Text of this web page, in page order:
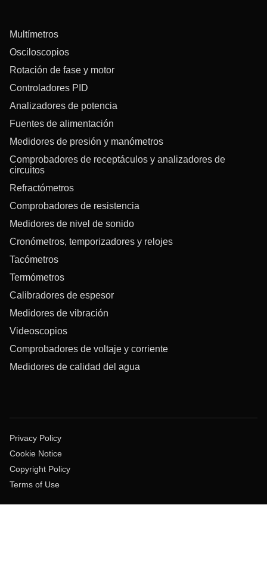
Multímetros
Osciloscopios
Rotación de fase y motor
Controladores PID
Analizadores de potencia
Fuentes de alimentación
Medidores de presión y manómetros
Comprobadores de receptáculos y analizadores de
circuitos
Refractómetros
Comprobadores de resistencia
Medidores de nivel de sonido
Cronómetros, temporizadores y relojes
Tacómetros
Termómetros
Calibradores de espesor
Medidores de vibración
Videoscopios
Comprobadores de voltaje y corriente
Medidores de calidad del agua
Privacy Policy
Cookie Notice
Copyright Policy
Terms of Use